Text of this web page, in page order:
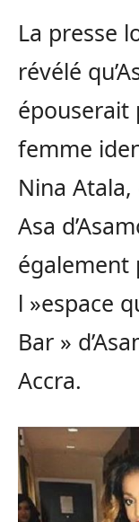
La presse
révélé
épouserait
femme
Nina
Asa
également
l »espace
Bar »
Accra.